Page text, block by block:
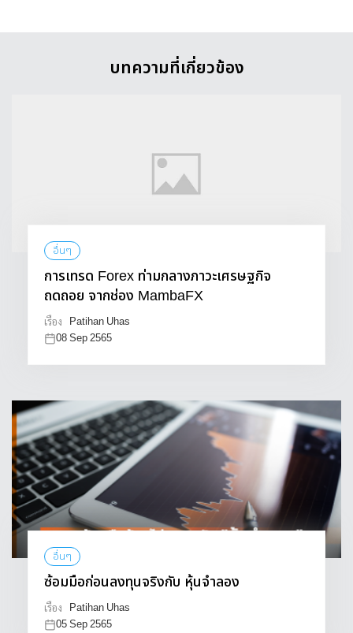
บทความที่เกี่ยวข้อง
อื่นๆ
การเทรด Forex ท่ามกลางภาวะเศรษฐกิจ
ถดถอย จากช่อง MambaFX
เรื่อง
Patihan Uhas
08 Sep 2565
อื่นๆ
ซ้อมมือก่อนลงทุนจริงกับ หุ้นจำลอง
เรื่อง
Patihan Uhas
05 Sep 2565